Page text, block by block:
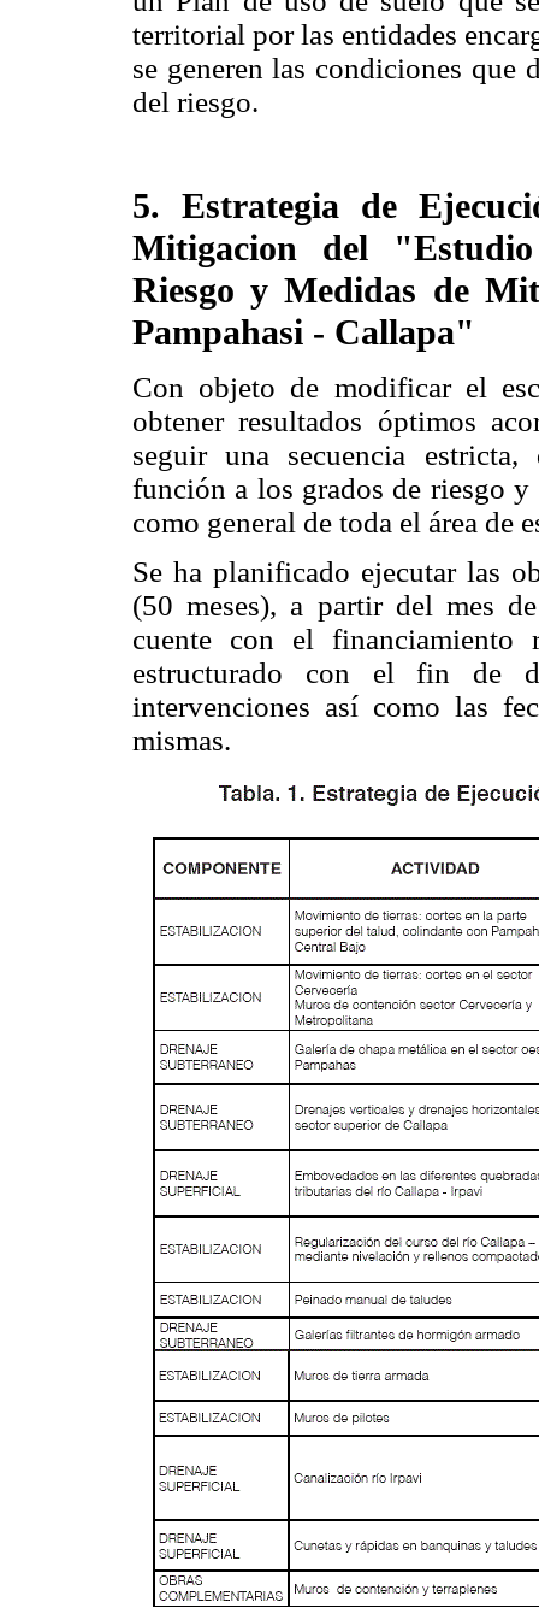
territorial por las entidades
se generen las condiciones que
del riesgo.
5. Estrategia de
Mitigacion del
Riesgo y Medidas de
Pampahasi - Callapa"
Con objeto de modificar el
obtener resultados óptimos
seguir una secuencia
función a los grados de riesgo
como general de toda el área de
Se ha planificado ejecutar las
(50 meses), a partir del mes
cuente con el financiamiento
estructurado con el fin de
intervenciones así como las
mismas.